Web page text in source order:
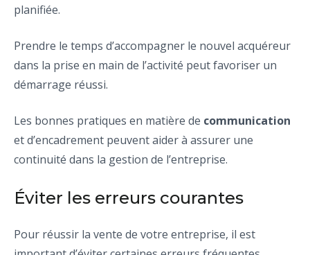
planifiée.
Prendre le temps d’accompagner le nouvel acquéreur
dans la prise en main de l’activité peut favoriser un
démarrage réussi.
Les bonnes pratiques en matière de communication
et d’encadrement peuvent aider à assurer une
continuité dans la gestion de l’entreprise.
Éviter les erreurs courantes
Pour réussir la vente de votre entreprise, il est